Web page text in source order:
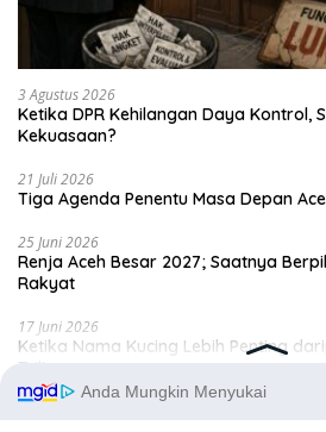
3 Agustus 2026
Ketika DPR Kehilangan Daya Kontrol,
Kekuasaan?
21 Juli 2026
Tiga Agenda Penentu Masa Depan
25 Juni 2026
Renja Aceh Besar 2027; Saatnya
Rakyat
17 Juni 2026
Ketika Nama Kucing Lebih Penting
Triliunan